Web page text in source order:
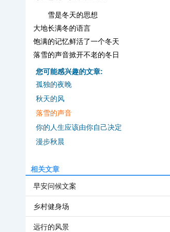
雪是冬天的思想
大地长满冬的语言
饱满的记忆鲜活了一个冬天
落雪的声音掀开不老的冬日
您可能感兴趣的文章:
孤独的夜晚
秋天的风
落雪的声音
你的人生应该由你自己决定
漫步秋晨
相关文章
早安问候文案
乡村健身场
远行的风景